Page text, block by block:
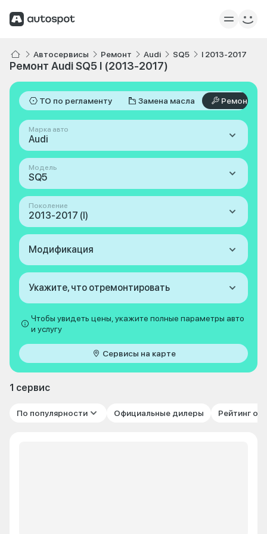
Автосервисы Ремонт Audi SQ5 I 2013-2017
Ремонт Audi SQ5 I (2013-2017)
ТО по регламенту Замена масла Ремонт
Марка авто
Audi
Модель
SQ5
Поколение
2013-2017 (I)
Модификация
Укажите, что отремонтировать
Чтобы увидеть цены, укажите полные параметры авто
и услугу
Сервисы на карте
1 сервис
По популярности Официальные дилеры Рейтинг